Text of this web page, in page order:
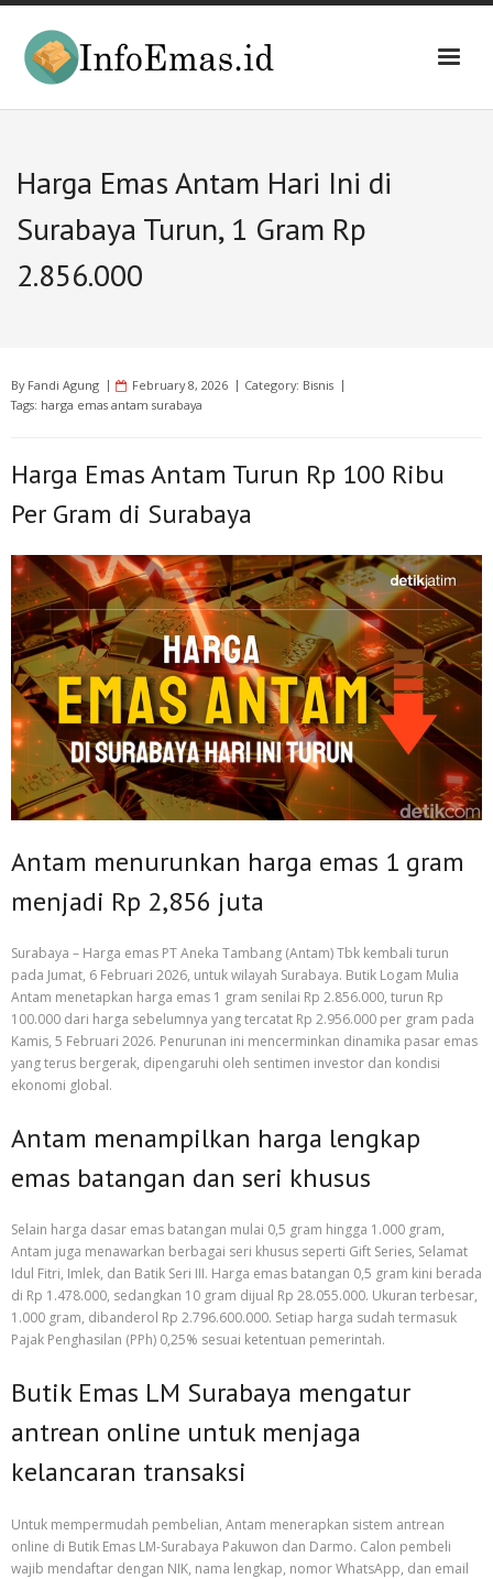
Skip
content
Harga Emas Antam Hari Ini di
Surabaya Turun, 1 Gram Rp
2.856.000
By Fandi Agung February 8, 2026 Category: Bisnis
Tags: harga emas antam surabaya
Harga Emas Antam Turun Rp 100 Ribu
Per Gram di Surabaya
Antam menurunkan harga emas 1 gram
menjadi Rp 2,856 juta
Surabaya – Harga emas PT Aneka Tambang (Antam) Tbk kembali turun
pada Jumat, 6 Februari 2026, untuk wilayah Surabaya. Butik Logam Mulia
Antam menetapkan harga emas 1 gram senilai Rp 2.856.000, turun Rp
100.000 dari harga sebelumnya yang tercatat Rp 2.956.000 per gram pada
Kamis, 5 Februari 2026. Penurunan ini mencerminkan dinamika pasar emas
yang terus bergerak, dipengaruhi oleh sentimen investor dan kondisi
ekonomi global.
Antam menampilkan harga lengkap
emas batangan dan seri khusus
Selain harga dasar emas batangan mulai 0,5 gram hingga 1.000 gram,
Antam juga menawarkan berbagai seri khusus seperti Gift Series, Selamat
Idul Fitri, Imlek, dan Batik Seri III. Harga emas batangan 0,5 gram kini berada
di Rp 1.478.000, sedangkan 10 gram dijual Rp 28.055.000. Ukuran terbesar,
1.000 gram, dibanderol Rp 2.796.600.000. Setiap harga sudah termasuk
Pajak Penghasilan (PPh) 0,25% sesuai ketentuan pemerintah.
Butik Emas LM Surabaya mengatur
antrean online untuk menjaga
kelancaran transaksi
Untuk mempermudah pembelian, Antam menerapkan sistem antrean
online di Butik Emas LM-Surabaya Pakuwon dan Darmo. Calon pembeli
wajib mendaftar dengan NIK, nama lengkap, nomor WhatsApp, dan email